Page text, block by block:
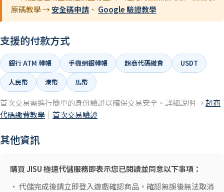
原碼教學 →安全碼申請 、 Google 驗證教學
支援的付款方式
銀行 ATM 轉帳 手機網銀轉帳 超商代碼繳費
USDT
人民幣
港幣 馬幣
首次交易需進行簡單的身份驗證以確保交易安全。詳細說明 →超商
代碼繳費教學 ｜ 首次交易驗證
其他資訊
購買 JISU 極速代儲服務即表示您已閱讀並同意以下事項：
• 代儲完成後請立即登入遊戲確認商品，確認無誤後無法取消